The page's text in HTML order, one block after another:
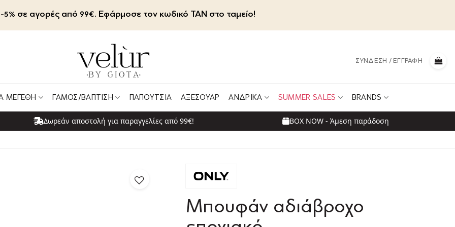
σε αγορές από 99€. Εφάρμοσε τον κωδικό TAN στο ταμείο!
ΣΎΝΔΕΣΗ / ΕΓΓΡΑΦΉ
ΜΕΓΈΘΗ ΓΆΜΟΣ/ΒΆΠΤΙΣΗ ΠΑΠΟΎΤΣΙΑ ΑΞΕΣΟΥΆΡ ΑΝΔΡΙΚΆ SUMMER SALES BRANDS
Δωρεάν αποστολή για παραγγελίες από 99€! BOX NOW - Άμεση παράδοση
Μπουφάν αδιάβροχο